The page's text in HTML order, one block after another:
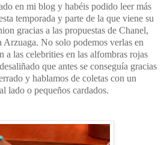
en mi blog y habéis podido leer más
temporada y parte de la que viene su
gracias a las propuestas de Chanel,
No solo podemos verlas en
a las celebrities en las alfombras rojas
que antes se conseguía gracias
y hablamos de coletas con un
lado o pequeños cardados.